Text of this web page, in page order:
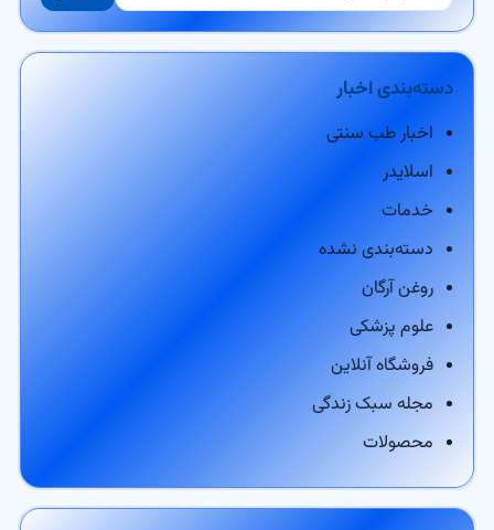
دسته‌بندی اخبار
اخبار طب سنتی
اسلایدر
خدمات
دسته‌بندی نشده
روغن آرگان
علوم پزشکی
فروشگاه آنلاین
مجله سبک زندگی
محصولات